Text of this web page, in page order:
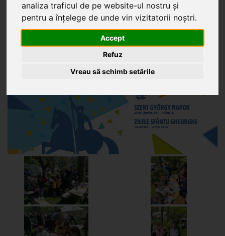
analiza traficul de pe website-ul nostru și
pentru a înțelege de unde vin vizitatorii noștri.
Accept
Refuz
Vreau să schimb setările
Sunteți aici: »Evenimente» Zilele Sfântu Gheorghe 2026
Zilele Sfântu Gheorghe 2026